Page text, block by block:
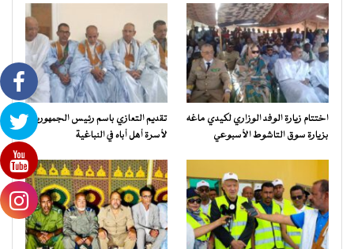
اختتام زيارة الوفد الوزاري لكيدي ماغه
بزيارة سوق التاشوط الأسبوعي
تقديم التعازي باسم رئيس الجمهورية
لأسرة أهل أباه في النباغية